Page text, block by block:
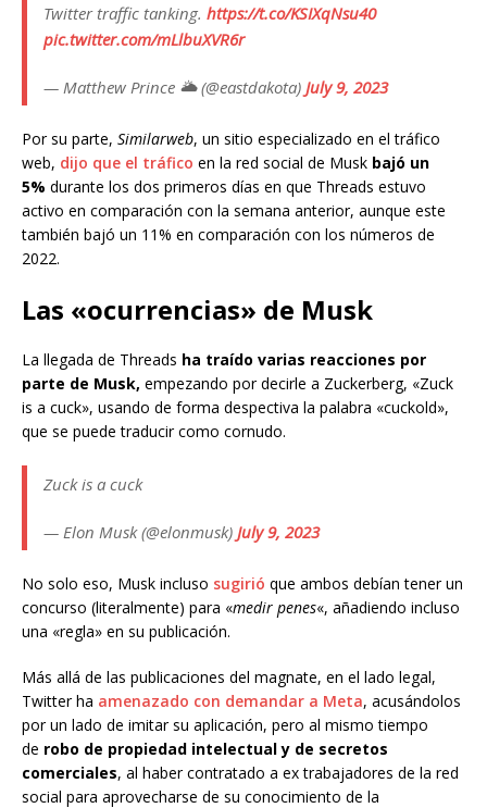
Twitter traffic tanking. https://t.co/KSIXqNsu40
pic.twitter.com/mLlbuXVR6r
— Matthew Prince 🌥 (@eastdakota) July 9, 2023
Por su parte, Similarweb, un sitio especializado en el tráfico
web, dijo que el tráfico en la red social de Musk bajó un
5% durante los dos primeros días en que Threads estuvo
activo en comparación con la semana anterior, aunque este
también bajó un 11% en comparación con los números de
2022.
Las «ocurrencias» de Musk
La llegada de Threads ha traído varias reacciones por
parte de Musk, empezando por decirle a Zuckerberg, «Zuck
is a cuck», usando de forma despectiva la palabra «cuckold»,
que se puede traducir como cornudo.
Zuck is a cuck
— Elon Musk (@elonmusk) July 9, 2023
No solo eso, Musk incluso sugirió que ambos debían tener un
concurso (literalmente) para «medir penes«, añadiendo incluso
una «regla» en su publicación.
Más allá de las publicaciones del magnate, en el lado legal,
Twitter ha amenazado con demandar a Meta, acusándolos
por un lado de imitar su aplicación, pero al mismo tiempo
de robo de propiedad intelectual y de secretos
comerciales, al haber contratado a ex trabajadores de la red
social para aprovecharse de su conocimiento de la